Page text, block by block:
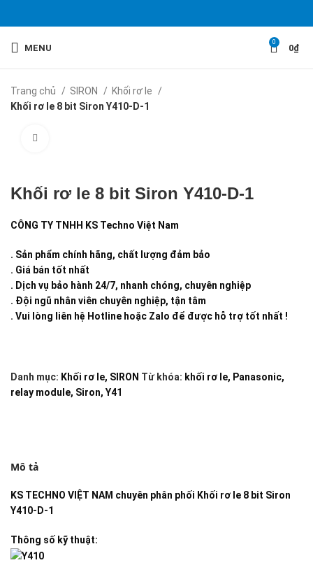
MENU
0
0₫
Trang chủ SIRON
Khối rơ le
Khối rơ le 8 bit Siron Y410-D-1
Khối rơ le 8 bit Siron Y410-D-1
CÔNG TY TNHH KS Techno Việt Nam
. Sản phẩm chính hãng, chất lượng đảm bảo
. Giá bán tốt nhất
. Dịch vụ bảo hành 24/7, nhanh chóng, chuyên nghiệp
. Đội ngũ nhân viên chuyên nghiệp, tận tâm
. Vui lòng liên hệ Hotline hoặc Zalo để được hỗ trợ tốt nhất !
Danh mục: Khối rơ le, SIRON Từ khóa: khối rơ le, Panasonic,
relay module, Siron, Y41
Mô tả
KS TECHNO VIỆT NAM chuyên phân phối Khối rơ le 8 bit Siron
Y410-D-1
Thông số kỹ thuật: